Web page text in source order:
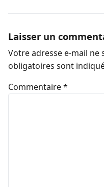
Laisser un
Votre adresse e-mail ne
obligatoires sont
Commentaire*